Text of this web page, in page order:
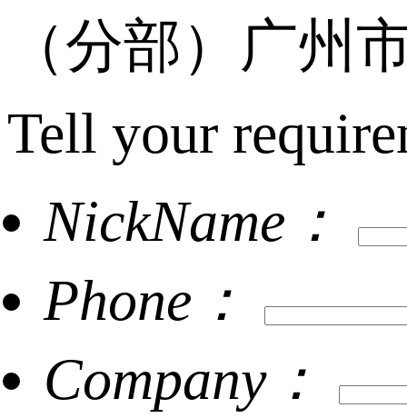
（分部）广州
Tell your
NickName：
Phone：
Company：